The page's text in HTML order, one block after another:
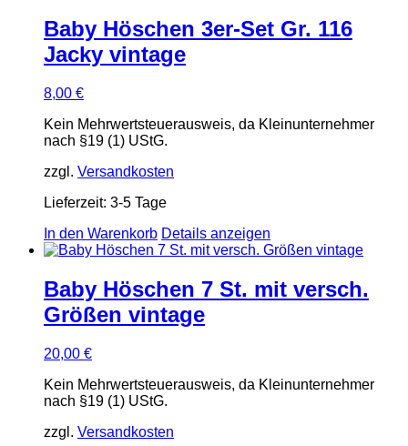
Baby Höschen 3er-Set Gr. 116
Jacky vintage
8,00 €
Kein Mehrwertsteuerausweis, da Kleinunternehmer
nach §19 (1) UStG.
zzgl. Versandkosten
Lieferzeit: 3-5 Tage
In den Warenkorb Details anzeigen
Baby Höschen 7 St. mit versch.
Größen vintage
20,00 €
Kein Mehrwertsteuerausweis, da Kleinunternehmer
nach §19 (1) UStG.
zzgl. Versandkosten